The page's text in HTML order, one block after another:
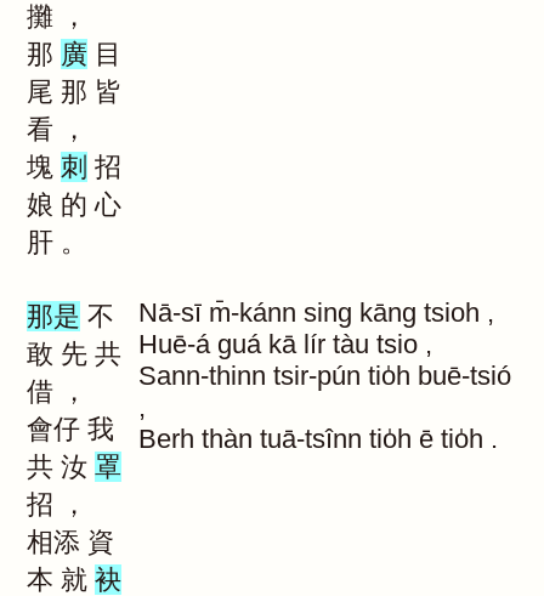
攤
，
那 廣 目
尾 那 皆
看
，
塊 刺 招
娘 的 心
肝 。
那是 不
敢 先 共
借
，
會仔 我
共 汝 罩
招
，
相添 資
本 就 袂
Nā-sī m̄-kánn sing kāng tsioh ,
Huē-á guá kā lír tàu tsio ,
Sann-thinn tsir-pún tio̍h buē-tsió
,
Berh thàn tuā-tsînn tio̍h ē tio̍h .